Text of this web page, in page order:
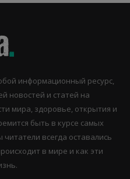
информационный ресурс,
новостей и статей на
мира, здоровье, открытия и
быть в курсе самых
всегда оставались
в мире и как эти